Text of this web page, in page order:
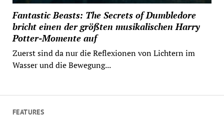
Fantastic Beasts: The Secrets of Dumbledore
bricht einen der größten musikalischen Harry
Potter-Momente auf
Zuerst sind da nur die Reflexionen von Lichtern im
Wasser und die Bewegung...
FEATURES